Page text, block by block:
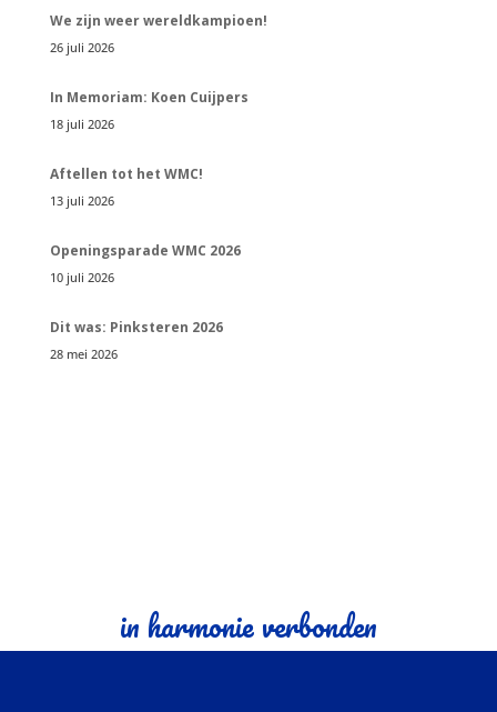
We zijn weer wereldkampioen!
26 juli 2026
In Memoriam: Koen Cuijpers
18 juli 2026
Aftellen tot het WMC!
13 juli 2026
Openingsparade WMC 2026
10 juli 2026
Dit was: Pinksteren 2026
28 mei 2026
in harmonie verbonden